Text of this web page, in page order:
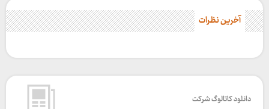
آخرین نظرات
دانلود کاتالوگ شرکت